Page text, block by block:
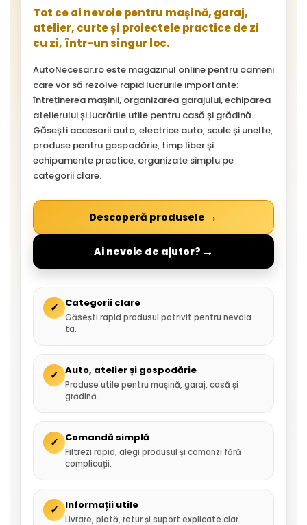
Tot ce ai nevoie pentru mașină, garaj,
atelier, curte și proiectele practice de zi
cu zi, într-un singur loc.
AutoNecesar.ro este magazinul online pentru oameni
care vor să rezolve rapid lucrurile importante:
întreținerea mașinii, organizarea garajului, echiparea
atelierului și lucrările utile pentru casă și grădină.
Găsești accesorii auto, electrice auto, scule și unelte,
produse pentru gospodărie, timp liber și
echipamente practice, organizate simplu pe
categorii clare.
Descoperă produsele →
Ai nevoie de ajutor? →
✓ Categorii clare
Găsești rapid produsul potrivit pentru nevoia
ta.
✓ Auto, atelier și gospodărie
Produse utile pentru mașină, garaj, casă și
grădină.
✓ Comandă simplă
Filtrezi rapid, alegi produsul și comanzi fără
complicații.
✓ Informații utile
Livrare, plată, retur și suport explicate clar.